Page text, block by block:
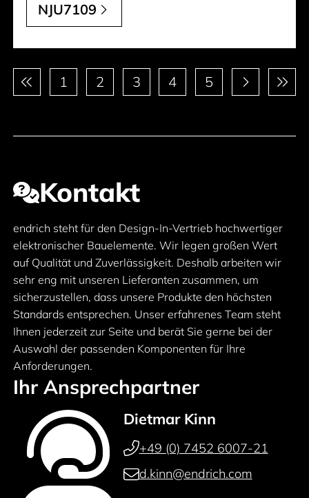
NJU7109
Paginierung
1 2 3 4 5
Kontakt
endrich steht für den Design-In-Vertrieb hochwertiger
elektronischer Bauelemente. Wir legen großen Wert
auf Qualität und Zuverlässigkeit. Deshalb arbeiten wir
sehr eng mit unseren Lieferanten zusammen, um
sicherzustellen, dass unsere Produkte den höchsten
Standards entsprechen. Unser erfahrenes Team steht
Ihnen jederzeit zur Seite und berät Sie gerne bei der
Auswahl der passenden Komponenten für Ihre
Anforderungen.
Ihr Ansprechpartner
Dietmar Kinn
+49 (0) 7452 6007-21
d.kinn@endrich.com